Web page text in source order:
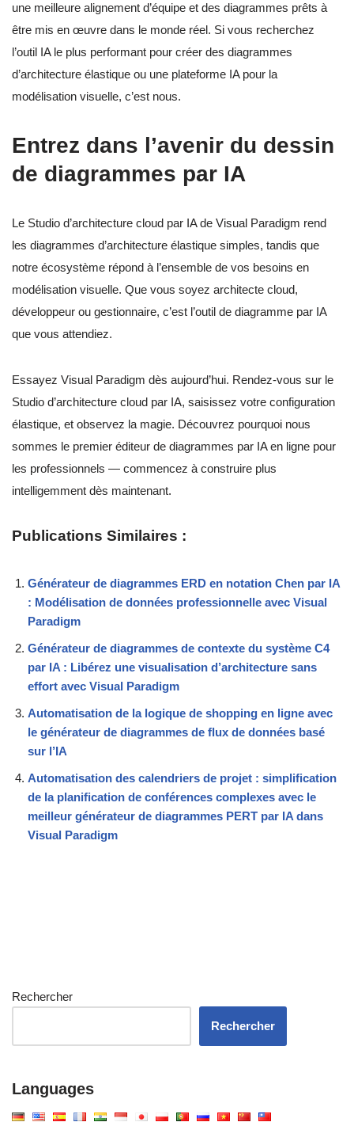
une meilleure alignement d’équipe et des diagrammes prêts à
être mis en œuvre dans le monde réel. Si vous recherchez
l’outil IA le plus performant pour créer des diagrammes
d’architecture élastique ou une plateforme IA pour la
modélisation visuelle, c’est nous.
Entrez dans l’avenir du dessin
de diagrammes par IA
Le Studio d’architecture cloud par IA de Visual Paradigm rend
les diagrammes d’architecture élastique simples, tandis que
notre écosystème répond à l’ensemble de vos besoins en
modélisation visuelle. Que vous soyez architecte cloud,
développeur ou gestionnaire, c’est l’outil de diagramme par IA
que vous attendiez.
Essayez Visual Paradigm dès aujourd’hui. Rendez-vous sur le
Studio d’architecture cloud par IA, saisissez votre configuration
élastique, et observez la magie. Découvrez pourquoi nous
sommes le premier éditeur de diagrammes par IA en ligne pour
les professionnels — commencez à construire plus
intelligemment dès maintenant.
Publications Similaires :
Générateur de diagrammes ERD en notation Chen par IA
: Modélisation de données professionnelle avec Visual
Paradigm
Générateur de diagrammes de contexte du système C4
par IA : Libérez une visualisation d’architecture sans
effort avec Visual Paradigm
Automatisation de la logique de shopping en ligne avec
le générateur de diagrammes de flux de données basé
sur l’IA
Automatisation des calendriers de projet : simplification
de la planification de conférences complexes avec le
meilleur générateur de diagrammes PERT par IA dans
Visual Paradigm
Rechercher
Rechercher
Languages